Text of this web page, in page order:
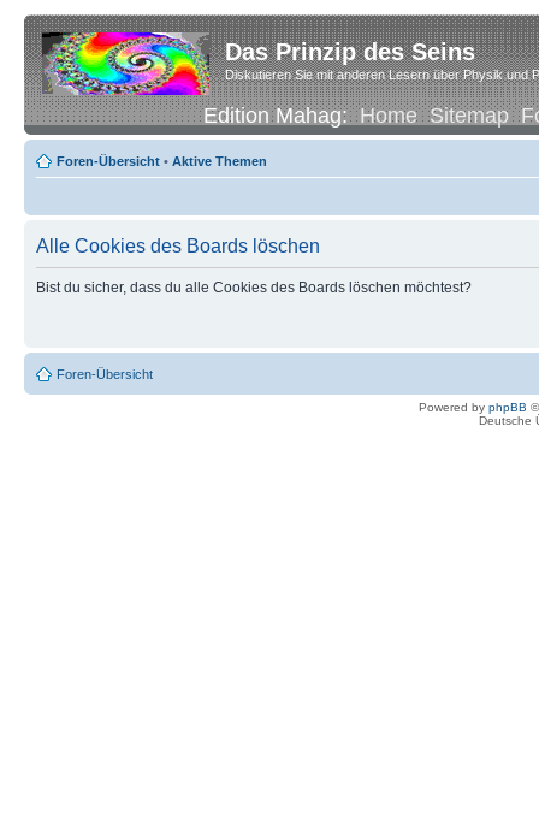
Das Prinzip des Seins
Diskutieren Sie mit anderen Lesern über Physik und
Edition Mahag:Home Sitemap
Foren-Übersicht • Aktive Themen
Alle Cookies des Boards löschen
Bist du sicher, dass du alle Cookies des Boards löschen möchtest?
Foren-Übersicht
Powered by phpBB
Deutsche